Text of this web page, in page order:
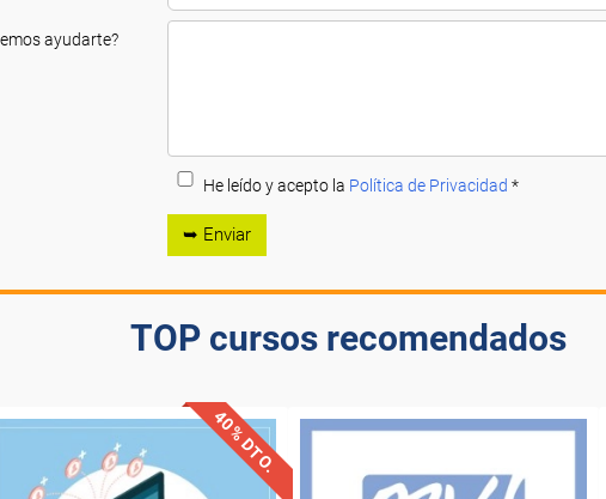
ayudarte?
He leído y acepto la Política de Privacidad *
➥ Enviar
TOP cursos recomendados
Descuentos especiales
40% DTO.
Descuentos especiales